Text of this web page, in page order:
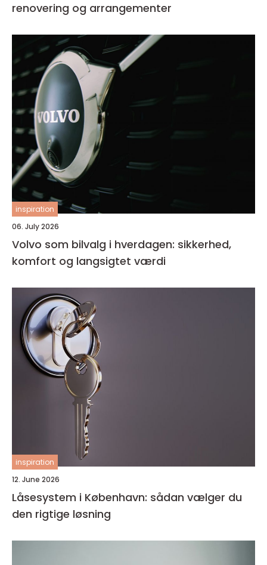
renovering og arrangementer
inspiration
06. July 2026
Volvo som bilvalg i hverdagen: sikkerhed,
komfort og langsigtet værdi
inspiration
12. June 2026
Låsesystem i København: sådan vælger du
den rigtige løsning